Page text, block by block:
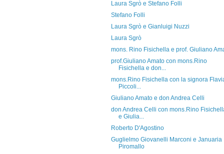
Laura Sgrò e Stefano Folli
Stefano Folli
Laura Sgrò e Gianluigi Nuzzi
Laura Sgrò
mons. Rino Fisichella e prof. Giuliano
prof.Giuliano Amato con mons.Rino
Fisichella e don...
mons.Rino Fisichella con la signora
Piccoli...
Giuliano Amato e don Andrea Celli
don Andrea Celli con mons.Rino
e Giulia...
Roberto D'Agostino
Guglielmo Giovanelli Marconi e Januaria
Piromallo